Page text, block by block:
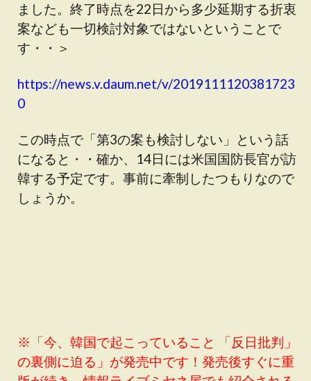
ました。終了時点を22日から多少延期する折衷
案なども一切検討対象ではないということで
す・・＞
https://news.v.daum.net/v/2019111120381723
0
この時点で「第3の案も検討しない」という話
になると・・確か、14日には米国国防長官が訪
韓する予定です。事前に牽制したつもりなので
しょうか。
※「今、韓国で起こっていること 「反日批判」
の裏側に迫る」が発売中です！発売後すぐに重